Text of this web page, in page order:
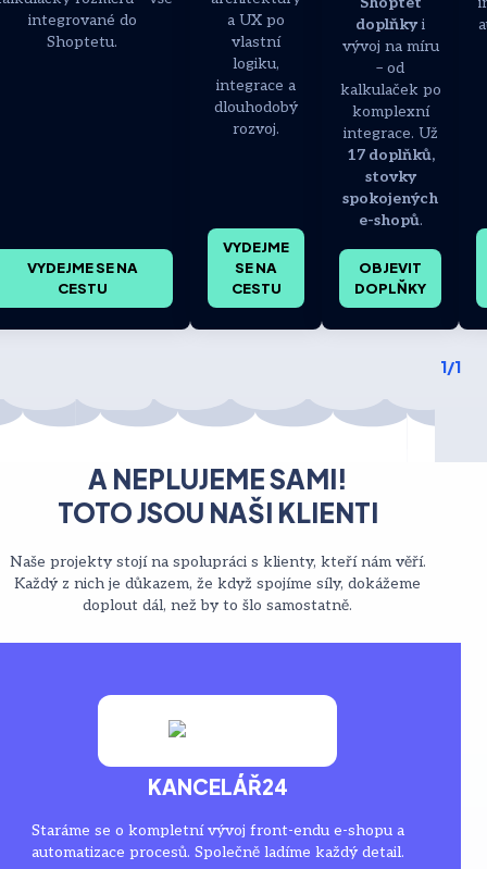
integrované do
Shoptetu.
VYDEJME SE NA
CESTU
a UX po
vlastní
logiku,
integrace a
dlouhodobý
rozvoj.
VYDEJME
SE NA
CESTU
doplňky i
vývoj na míru
– od
kalkulaček po
komplexní
integrace. Už
17 doplňků,
stovky
spokojených
e-shopů.
OBJEVIT
DOPLŇKY
1/1
A NEPLUJEME SAMI!
TOTO JSOU NAŠI KLIENTI
Naše projekty stojí na spolupráci s klienty, kteří nám věří.
Každý z nich je důkazem, že když spojíme síly, dokážeme
doplout dál, než by to šlo samostatně.
KANCELÁŘ24
Staráme se o kompletní vývoj front-endu e-shopu a
automatizace procesů. Společně ladíme každý detail.